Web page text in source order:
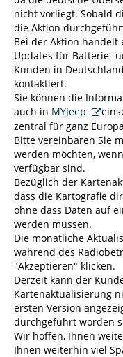
nicht vorliegt. Sobald
die Aktion
Bei der Aktion handelt
Updates für Batterie-
Kunden in
kontaktiert.
Sie können die
auch in MYJeep
zentral für ganz
Bitte vereinbaren Sie
werden möchten,
verfügbar sind.
Bezüglich der
dass die Kartografie
ohne dass Daten auf
werden müssen.
Die monatliche
während des
"Akzeptieren" klicken.
Derzeit kann der
Kartenaktualisierung
ersten Version
durchgeführt worden
Wir hoffen, Ihnen
Ihnen weiterhin viel